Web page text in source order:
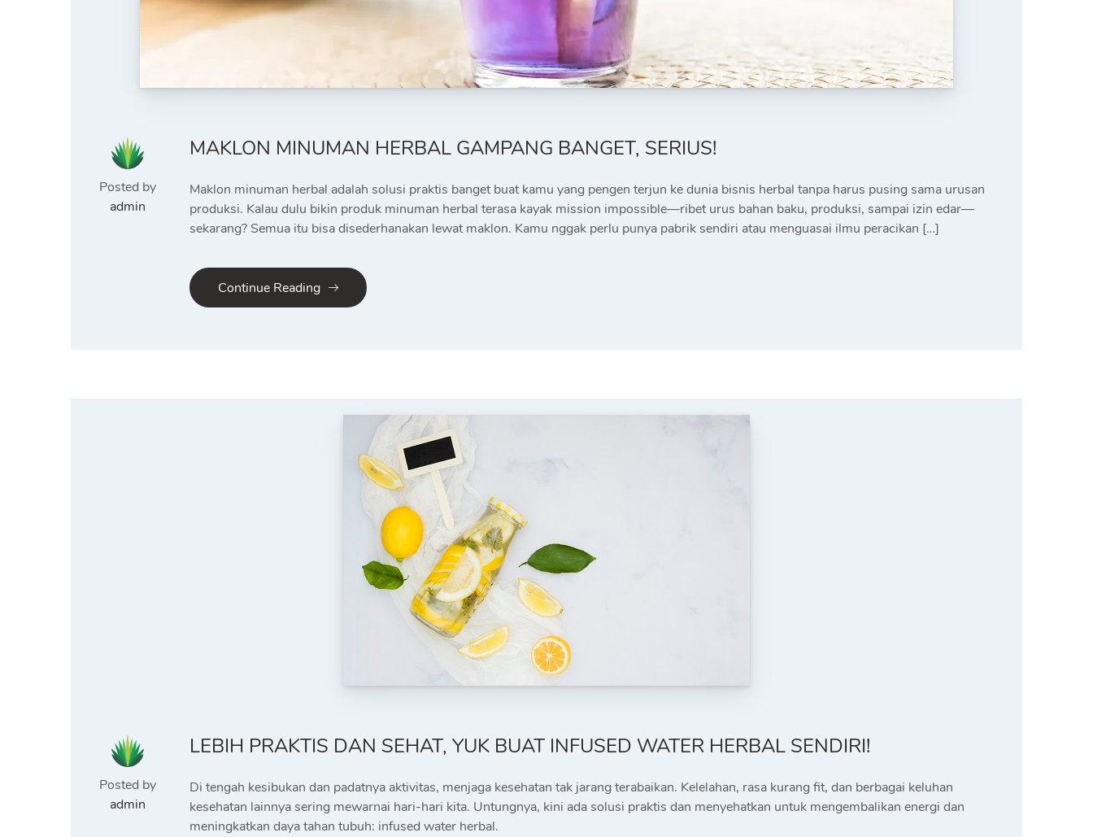
Posted by
admin
MAKLON MINUMAN HERBAL GAMPANG BANGET, SERIUS!
Maklon minuman herbal adalah solusi praktis banget buat kamu yang pengen terjun ke dunia bisnis herbal tanpa harus pusing sama urusan
produksi. Kalau dulu bikin produk minuman herbal terasa kayak mission impossible—ribet urus bahan baku, produksi, sampai izin edar—
sekarang? Semua itu bisa disederhanakan lewat maklon. Kamu nggak perlu punya pabrik sendiri atau menguasai ilmu peracikan […]
Continue Reading
Posted by
admin
LEBIH PRAKTIS DAN SEHAT, YUK BUAT INFUSED WATER HERBAL SENDIRI!
Di tengah kesibukan dan padatnya aktivitas, menjaga kesehatan tak jarang terabaikan. Kelelahan, rasa kurang fit, dan berbagai keluhan
kesehatan lainnya sering mewarnai hari-hari kita. Untungnya, kini ada solusi praktis dan menyehatkan untuk mengembalikan energi dan
meningkatkan daya tahan tubuh: infused water herbal.